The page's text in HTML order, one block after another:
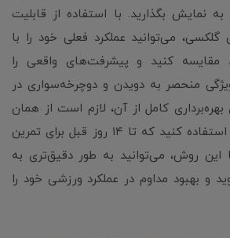
به نمایش بگذارید. با استفاده از قابلیت
می‌توانید عملکرد فعلی خود را با
مقایسه کنید و پیشرفت‌های واقعی را
منحصر به دویدن و دوچرخه‌سواری در
کامل از آن، لازم است از همان
نقطه شروع و مسیری استفاده کنید که تا ۱۴ روز قبل برای تمرین
روش، می‌توانید به طور دقیق‌تری به
و بهبود مداوم در عملکرد ورزشی خود را